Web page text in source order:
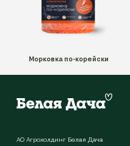
Морковка по-корейски
АО Агрохолдинг Белая Дача